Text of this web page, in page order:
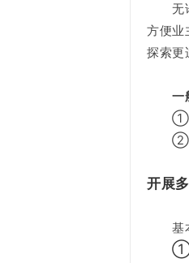
无论
方便业
探索更
一
①经
②广
开展
基本
①